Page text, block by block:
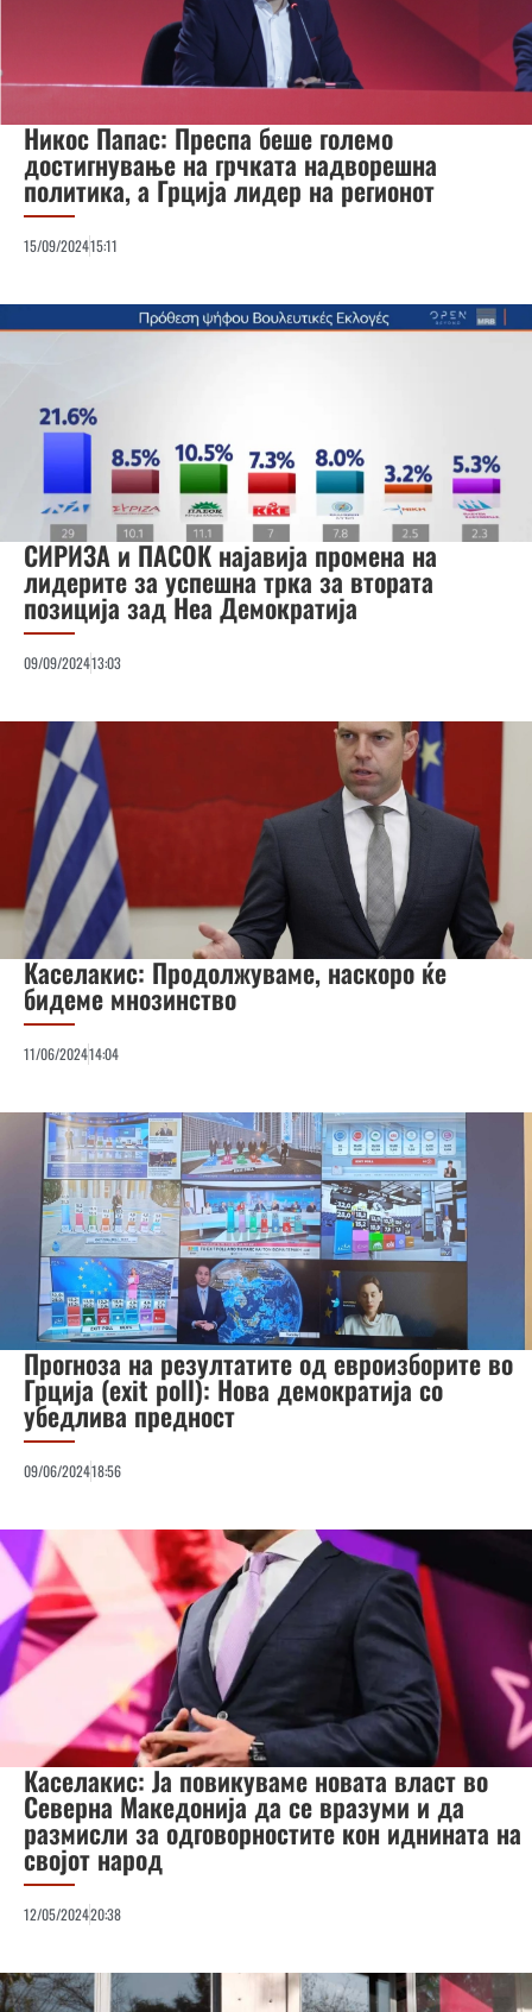
Никос Папас: Преспа беше големо
достигнување на грчката надворешна
политика, а Грција лидер на регионот
15/09/202415:11
СИРИЗА и ПАСОК најавија промена на
лидерите за успешна трка за втората
позиција зад Неа Демократија
09/09/202413:03
Каселакис: Продолжуваме, наскоро ќе
бидеме мнозинство
11/06/202414:04
Прогноза на резултатите од евроизборите во
Грција (exit poll): Нова демократија со
убедлива предност
09/06/202418:56
Каселакис: Ја повикуваме новата власт во
Северна Македонија да се вразуми и да
размисли за одговорностите кон иднината на
својот народ
12/05/202420:38